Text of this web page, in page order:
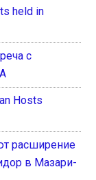
held in
с
Hosts
расширение
в Мазари-